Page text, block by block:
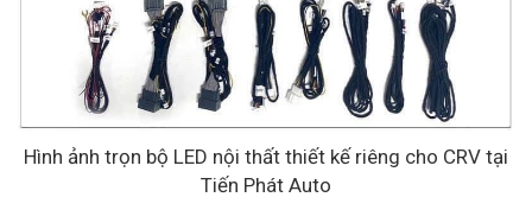
Hình ảnh trọn bộ LED nội thất thiết kế riêng cho CRV tại
Tiến Phát Auto